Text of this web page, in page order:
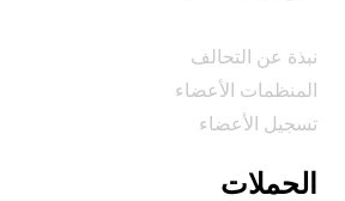
نبذة عن التحالف
المنظمات الأعضاء
تسجيل الأعضاء
الحملات